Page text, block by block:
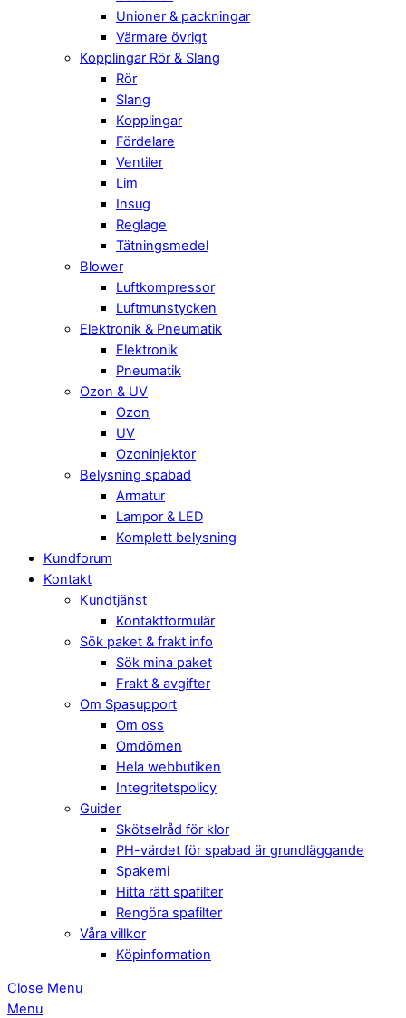
Unioner & packningar
Värmare övrigt
Kopplingar Rör & Slang
Rör
Slang
Kopplingar
Fördelare
Ventiler
Lim
Insug
Reglage
Tätningsmedel
Blower
Luftkompressor
Luftmunstycken
Elektronik & Pneumatik
Elektronik
Pneumatik
Ozon & UV
Ozon
UV
Ozoninjektor
Belysning spabad
Armatur
Lampor & LED
Komplett belysning
Kundforum
Kontakt
Kundtjänst
Kontaktformulär
Sök paket & frakt info
Sök mina paket
Frakt & avgifter
Om Spasupport
Om oss
Omdömen
Hela webbutiken
Integritetspolicy
Guider
Skötselråd för klor
PH-värdet för spabad är grundläggande
Spakemi
Hitta rätt spafilter
Rengöra spafilter
Våra villkor
Köpinformation
Close Menu
Menu